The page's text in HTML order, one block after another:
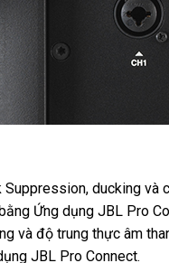
ducking và
Ứng dụng JBL Pro
và độ trung thực âm
JBL Pro Connect.